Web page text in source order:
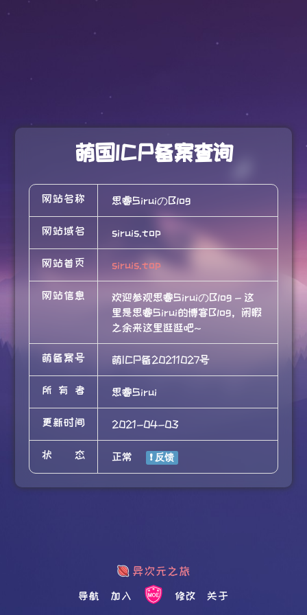
萌国ICP备案查询
网站名称 思睿SiruiのBlog
网站域名 siruis.top
网站首页 siruis.top
网站信息
欢迎参观思睿SiruiのBlog - 这
里是思睿Sirui的博客Blog，闲暇
之余来这里逛逛吧~
萌备案号 萌ICP备20211027号
所有者 思睿Sirui
更新时间 2021-04-03
状态 正常
导航 加入 修改 关于